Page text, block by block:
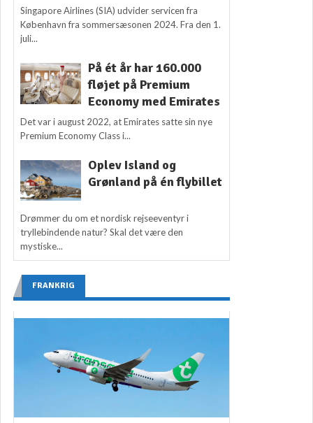
Singapore Airlines (SIA) udvider servicen fra
København fra sommersæsonen 2024. Fra den 1.
juli...
På ét år har 160.000
fløjet på Premium
Economy med Emirates
Det var i august 2022, at Emirates satte sin nye
Premium Economy Class i...
Oplev Island og
Grønland på én flybillet
Drømmer du om et nordisk rejseeventyr i
tryllebindende natur? Skal det være den
mystiske...
FRANKRIG